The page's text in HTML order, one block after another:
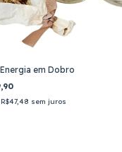
em Dobro
R$47,48 sem juros